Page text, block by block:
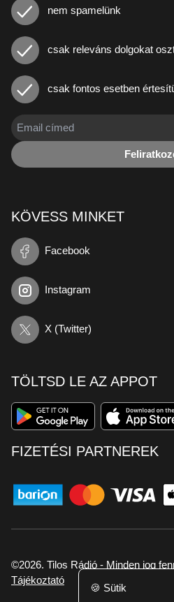
nem spamelünk
csak releváns dolgokat
csak fontos esetben
KÖVESS MINKET
Facebook
Instagram
X (Twitter)
TÖLTSD LE AZ APPOT
FIZETÉSI PARTNEREK
©2026. Tilos Rádió - Minden jog
Tájékoztató
🍪 Sütik